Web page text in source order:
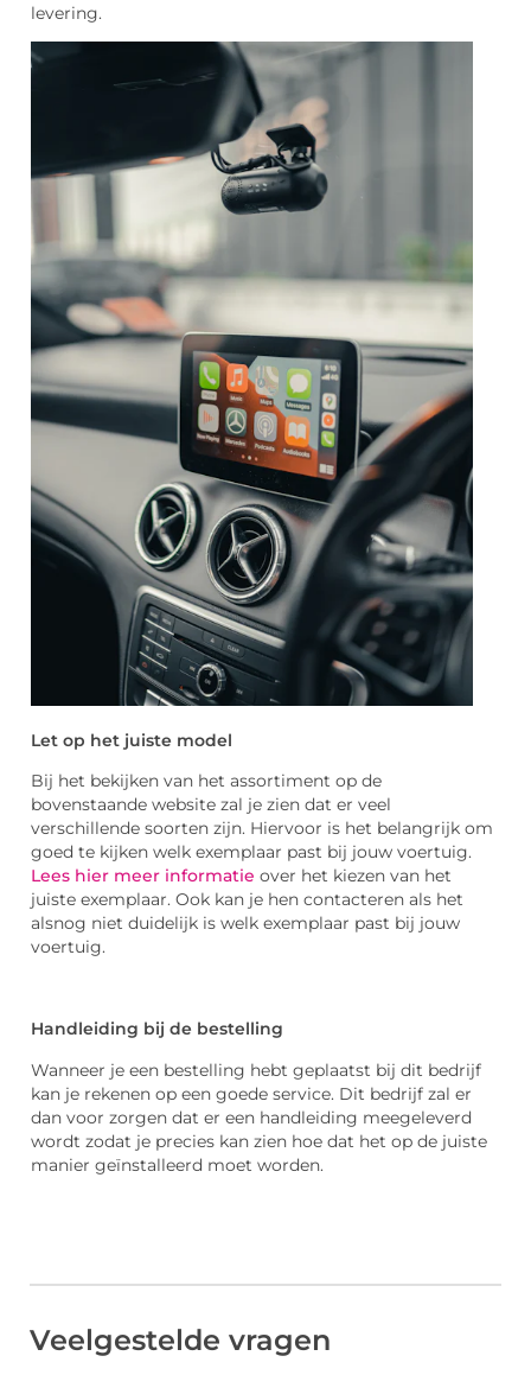
levering.
Let op het juiste model
Bij het bekijken van het assortiment op de
bovenstaande website zal je zien dat er veel
verschillende soorten zijn. Hiervoor is het belangrijk om
goed te kijken welk exemplaar past bij jouw voertuig.
Lees hier meer informatie over het kiezen van het
juiste exemplaar. Ook kan je hen contacteren als het
alsnog niet duidelijk is welk exemplaar past bij jouw
voertuig.
Handleiding bij de bestelling
Wanneer je een bestelling hebt geplaatst bij dit bedrijf
kan je rekenen op een goede service. Dit bedrijf zal er
dan voor zorgen dat er een handleiding meegeleverd
wordt zodat je precies kan zien hoe dat het op de juiste
manier geïnstalleerd moet worden.
Veelgestelde vragen